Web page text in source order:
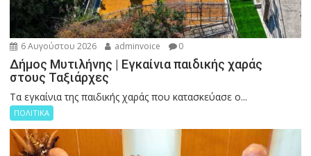
6 Αυγούστου 2026 adminvoice 0
Δήμος Μυτιλήνης | Εγκαίνια παιδικής χαράς
στους Ταξιάρχες
Tα εγκαίνια της παιδικής χαράς που κατασκεύασε ο...
ΠΟΛΙΤΙΚΑ